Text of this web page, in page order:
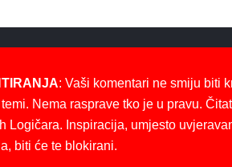
: Vaši komentari ne smiju biti
Nema rasprave tko je u pravu.
Logičara. Inspiracija, umjesto
biti će te blokirani.